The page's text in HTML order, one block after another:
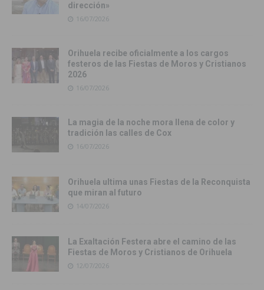
dirección»
16/07/2026
Orihuela recibe oficialmente a los cargos
festeros de las Fiestas de Moros y Cristianos
2026
16/07/2026
La magia de la noche mora llena de color y
tradición las calles de Cox
16/07/2026
Orihuela ultima unas Fiestas de la Reconquista
que miran al futuro
14/07/2026
La Exaltación Festera abre el camino de las
Fiestas de Moros y Cristianos de Orihuela
12/07/2026